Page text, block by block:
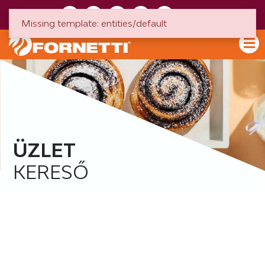
ÜZLET
KERESŐ
Missing template: entities/default